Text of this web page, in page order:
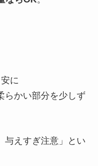
に
らかい部分を少しず
与えすぎ注意」とい